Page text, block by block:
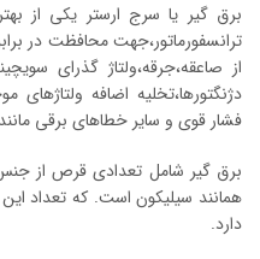
برق گیر یا سرج ارستر یکی از
ترانسفورماتور،جهت محافظت در
از صاعقه،جرقه،ولتاژ گذرای
دژنگتورها،تخلیه اضافه
فشار قوی و سایر خطاهای برقی
برق گیر شامل تعدادی قرص از
همانند سیلیکون است. که تعداد
دارد.